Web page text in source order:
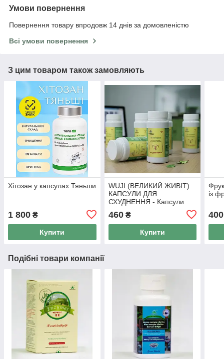
Умови повернення
Повернення товару впродовж 14 днів за домовленістю
Всі умови повернення
З цим товаром також замовляють
Хітозан у капсулах Тяньши
1 800 ₴
Купити
WUJI (ВЕЛИКИЙ ЖИВІТ)
КАПСУЛИ ДЛЯ
СХУДНЕННЯ - Капсули
для схуднення Тянь Ву, 50
капс
460₴
Купити
із
400
Подібні товари компанії